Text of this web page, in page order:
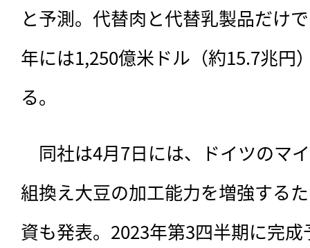
と予測。代替肉と代替乳製品だけ
年には1,250億米ドル（約15.7兆円
る。
同社は4月7日には、ドイツのマ
組換え大豆の加工能力を増強する
資も発表。2023年第3四半期に完